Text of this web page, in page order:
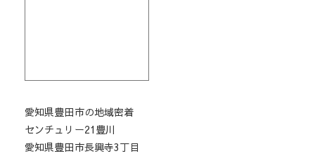
愛知県豊田市の地域密着
センチュリー21豊川
愛知県豊田市長興寺3丁目